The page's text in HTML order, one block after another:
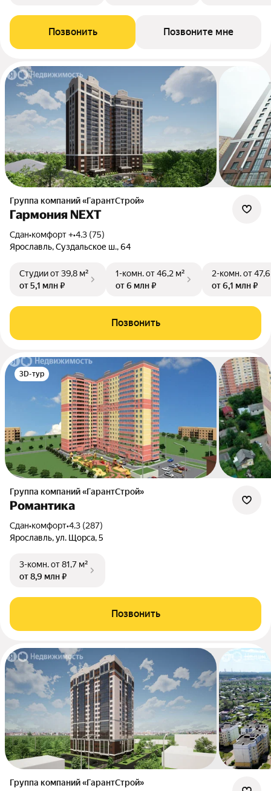
Позвонить Позвоните мне
Группа компаний «ГарантСтрой»
Гармония NEXT
Сдан•комфорт +•4.3 (75)
Ярославль, Суздальское ш., 64
Студииот 39,8 м²
от 5,1 млн ₽
1-комн.от 46,2 м²
от 6 млн ₽
2-комн.от
от 6,1 млн ₽
Позвонить
3D-тур
Группа компаний «ГарантСтрой»
Романтика
Сдан•комфорт•4.3 (287)
Ярославль, ул. Щорса, 5
3-комн.от 81,7 м²
от 8,9 млн ₽
Позвонить
Группа компаний «ГарантСтрой»